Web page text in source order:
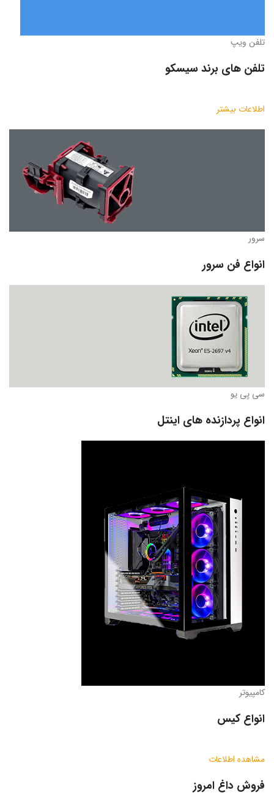
تلفن ویپ
تلفن های برند سیسکو
اطلاعات بیشتر
سرور
انواع فن سرور
سی پی یو
انواع پردازنده های اینتل
کامپیوتر
انواع کیس
مشاهده اطلاعات
فروش داغ امروز